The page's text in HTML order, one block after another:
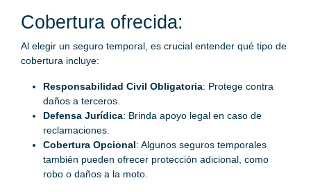
Cobertura ofrecida:
Al elegir un seguro temporal, es crucial entender qué tipo de
cobertura incluye:
Responsabilidad Civil Obligatoria: Protege contra
daños a terceros.
Defensa Jurídica: Brinda apoyo legal en caso de
reclamaciones.
Cobertura Opcional: Algunos seguros temporales
también pueden ofrecer protección adicional, como
robo o daños a la moto.